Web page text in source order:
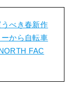
べき春新作
から自転車
FAC